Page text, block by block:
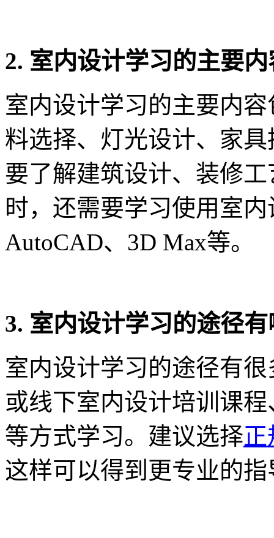
2. 室内设计学习的主要
室内设计学习的主要内
料选择、灯光设计、家
要了解建筑设计、装修
时，还需要学习使用室
AutoCAD、3D Max等。
3. 室内设计学习的途径
室内设计学习的途径有
或线下室内设计培训课程
等方式学习。建议选择
这样可以得到更专业的